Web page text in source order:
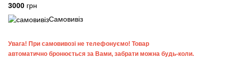
3000 грн
Самовивіз
Увага! При самовивозі не телефонуємо! Товар
автоматично бронюється за Вами, забрати можна будь-коли.